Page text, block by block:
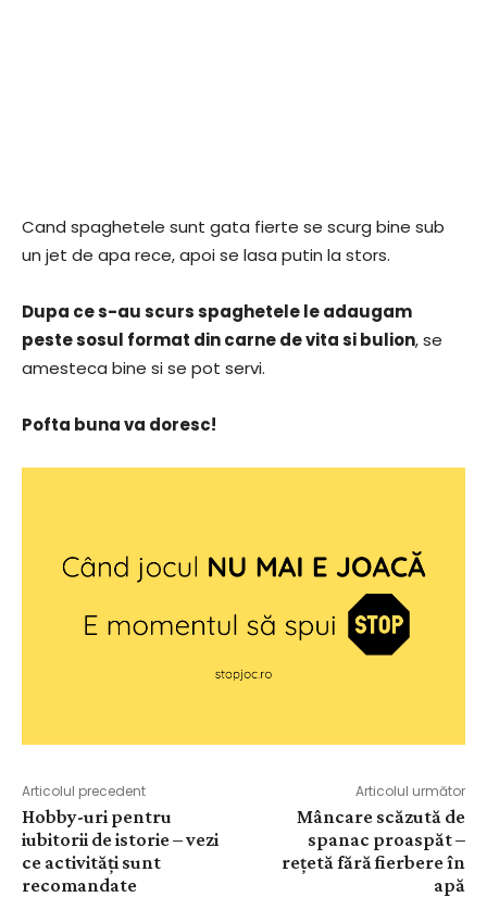
Cand spaghetele sunt gata fierte se scurg bine sub
un jet de apa rece, apoi se lasa putin la stors.
Dupa ce s-au scurs spaghetele le adaugam
peste sosul format din carne de vita si bulion, se
amesteca bine si se pot servi.
Pofta buna va doresc!
Articolul precedent
Hobby-uri pentru
iubitorii de istorie – vezi
ce activități sunt
recomandate
Articolul următor
Mâncare scăzută de
spanac proaspăt –
rețetă fără fierbere în
apă